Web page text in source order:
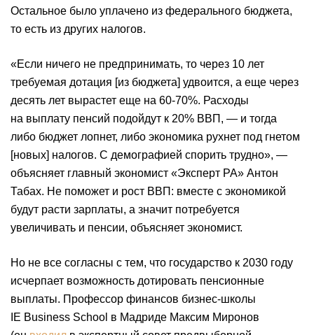
Остальное было уплачено из федерального бюджета,
то есть из других налогов.
«Если ничего не предпринимать, то через 10 лет
требуемая дотация [из бюджета] удвоится, а еще через
десять лет вырастет еще на 60-70%. Расходы
на выплату пенсий подойдут к 20% ВВП, — и тогда
либо бюджет лопнет, либо экономика рухнет под гнетом
[новых] налогов. С демографией спорить трудно», —
объясняет главный экономист «Эксперт РА» Антон
Табах. Не поможет и рост ВВП: вместе с экономикой
будут расти зарплаты, а значит потребуется
увеличивать и пенсии, объясняет экономист.
Но не все согласны с тем, что государство к 2030 году
исчерпает возможность дотировать пенсионные
выплаты. Профессор финансов бизнес-школы
IE Business School в Мадриде Максим Миронов